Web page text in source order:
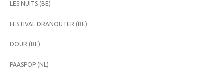
LES NUITS (BE)
FESTIVAL DRANOUTER (BE)
DOUR (BE)
PAASPOP (NL)